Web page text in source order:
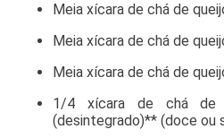
Meia xícara de chá de
Meia xícara de chá de
Meia xícara de chá de
1/4 xícara de chá de
(desintegrado)** (doce ou